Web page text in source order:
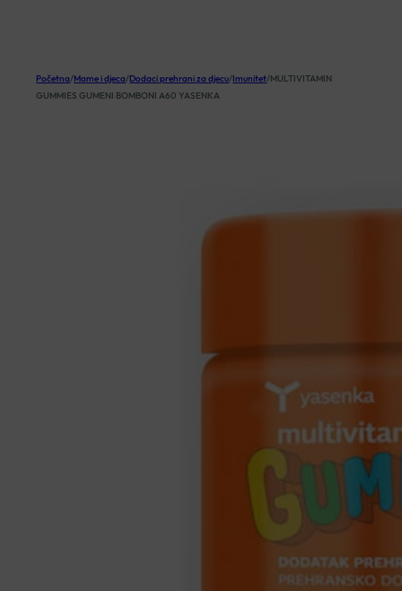
Početna/Mame i djeca/Dodaci prehrani za djecu/Imunitet/MULTIVITAMIN
GUMMIES GUMENI BOMBONI A60 YASENKA